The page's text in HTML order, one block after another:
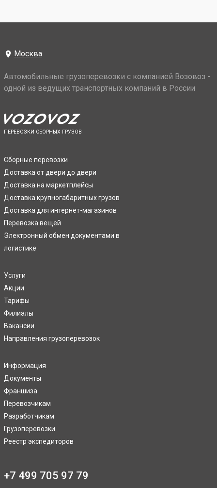
Москва
Автомобильные грузоперевозки с компанией Возовоз -
одной из ведущих транспортных компаний в России
ПЕРЕВОЗКИ СБОРНЫХ ГРУЗОВ
Сборные перевозки
Доставка от двери до двери
Доставка на маркетплейсы
Доставка крупногабаритных грузов
Доставка для интернет-магазинов
Перевозка вещей
Электронный обмен документами в
логистике
Услуги
Акции
Тарифы
Филиалы
Вакансии
Направления грузоперевозок
Информация
Документы
Франшиза
Перевозчикам
Разработчикам
Грузоперевозки
Реестр экспедиторов
+7 499 705 97 79